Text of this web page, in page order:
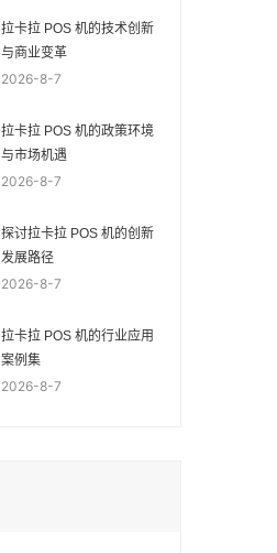
拉卡拉 POS 机的技术创新
与商业变革
2026-8-7
拉卡拉 POS 机的政策环境
与市场机遇
2026-8-7
探讨拉卡拉 POS 机的创新
发展路径
2026-8-7
拉卡拉 POS 机的行业应用
案例集
2026-8-7